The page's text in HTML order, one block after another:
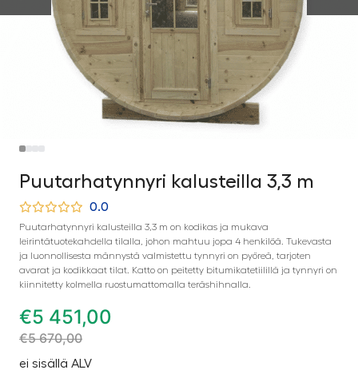
Puutarhatynnyri kalusteilla 3,3 m
0.0
Puutarhatynnyri kalusteilla 3,3 m on kodikas ja mukava
leirintätuotekahdella tilalla, johon mahtuu jopa 4 henkilöä. Tukevasta
ja luonnollisesta männystä valmistettu tynnyri on pyöreä, tarjoten
avarat ja kodikkaat tilat. Katto on peitetty bitumikatetiilillä ja tynnyri on
kiinnitetty kolmella ruostumattomalla teräshihnalla.
€5 451,00
€5 670,00
ei sisällä ALV